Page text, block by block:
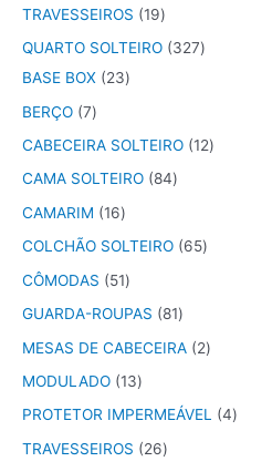
TRAVESSEIROS
19
QUARTO SOLTEIRO
327
BASE BOX
23
BERÇO 7
CABECEIRA SOLTEIRO 12
CAMA SOLTEIRO
84
CAMARIM
16
COLCHÃO SOLTEIRO
65
CÔMODAS
51
GUARDA-ROUPAS
81
MESAS DE CABECEIRA
2
MODULADO 13
PROTETOR IMPERMEÁVEL
4
TRAVESSEIROS
26